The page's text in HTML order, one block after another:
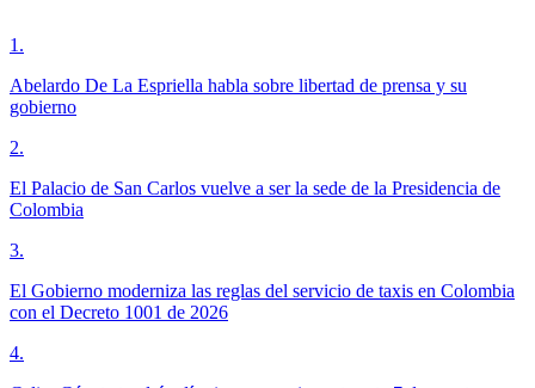
1 .
Abelardo De La Espriella habla sobre libertad de prensa y su
gobierno
2.
El Palacio de San Carlos vuelve a ser la sede de la Presidencia de
Colombia
3.
El Gobierno moderniza las reglas del servicio de taxis en Colombia
con el Decreto 1001 de 2026
4.